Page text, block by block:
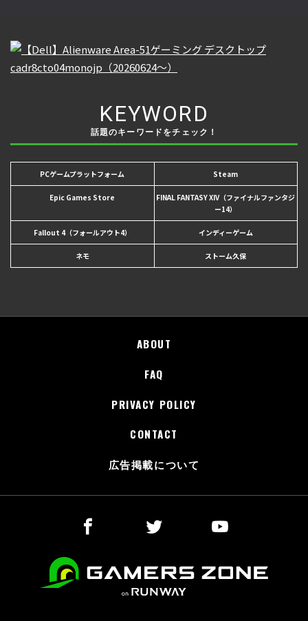
KEYWORD
話題のキーワードをチェック！
PCゲームプラットフォーム Steam
Epic Games Store
FINAL FANTASY XIV（ファイナルファンタジ
ー14）
Fallout 4（フォールアウト4） インディーゲーム
ネモ ストーム久保
ABOUT
FAQ
PRIVACY POLICY
CONTACT
広告掲載について